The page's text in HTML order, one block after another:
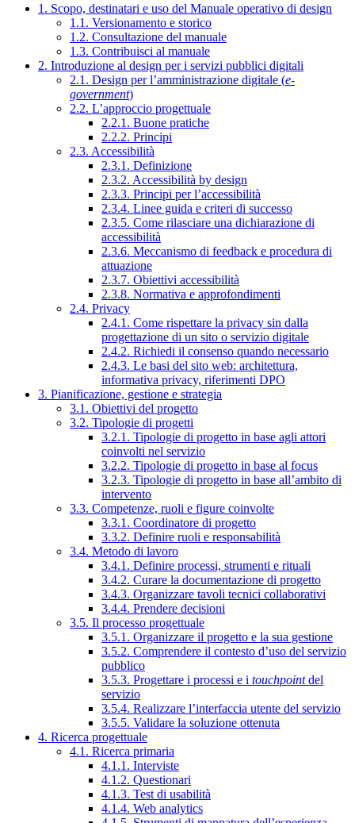
1. Scopo, destinatari e uso del Manuale operativo di design
1.1. Versionamento e storico
1.2. Consultazione del manuale
1.3. Contribuisci al manuale
2. Introduzione al design per i servizi pubblici digitali
2.1. Design per l’amministrazione digitale (e-
government)
2.2. L’approccio progettuale
2.2.1. Buone pratiche
2.2.2. Principi
2.3. Accessibilità
2.3.1. Definizione
2.3.2. Accessibilità by design
2.3.3. Principi per l’accessibilità
2.3.4. Linee guida e criteri di successo
2.3.5. Come rilasciare una dichiarazione di
accessibilità
2.3.6. Meccanismo di feedback e procedura di
attuazione
2.3.7. Obiettivi accessibilità
2.3.8. Normativa e approfondimenti
2.4. Privacy
2.4.1. Come rispettare la privacy sin dalla
progettazione di un sito o servizio digitale
2.4.2. Richiedi il consenso quando necessario
2.4.3. Le basi del sito web: architettura,
informativa privacy, riferimenti DPO
3. Pianificazione, gestione e strategia
3.1. Obiettivi del progetto
3.2. Tipologie di progetti
3.2.1. Tipologie di progetto in base agli attori
coinvolti nel servizio
3.2.2. Tipologie di progetto in base al focus
3.2.3. Tipologie di progetto in base all’ambito di
intervento
3.3. Competenze, ruoli e figure coinvolte
3.3.1. Coordinatore di progetto
3.3.2. Definire ruoli e responsabilità
3.4. Metodo di lavoro
3.4.1. Definire processi, strumenti e rituali
3.4.2. Curare la documentazione di progetto
3.4.3. Organizzare tavoli tecnici collaborativi
3.4.4. Prendere decisioni
3.5. Il processo progettuale
3.5.1. Organizzare il progetto e la sua gestione
3.5.2. Comprendere il contesto d’uso del servizio
pubblico
3.5.3. Progettare i processi e i touchpointdel
servizio
3.5.4. Realizzare l’interfaccia utente del servizio
3.5.5. Validare la soluzione ottenuta
4. Ricerca progettuale
4.1. Ricerca primaria
4.1.1. Interviste
4.1.2. Questionari
4.1.3. Test di usabilità
4.1.4. Web analytics